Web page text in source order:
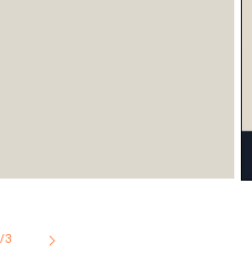
multimedia
/de
3